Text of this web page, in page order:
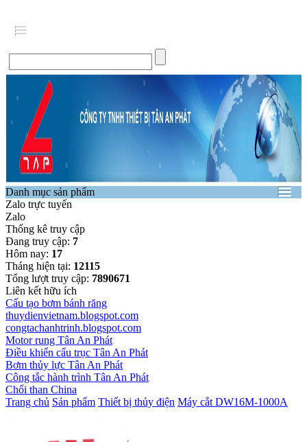
Danh mục sản phẩm
Zalo trực tuyến
Zalo
Thống kê truy cập
Đang truy cập: 7
Hôm nay: 17
Tháng hiện tại: 12115
Tổng lượt truy cập: 7890671
Liên kết hữu ích
Cấu tạo bơm bánh răng
thuydienvietnam.blogspot.com
congtachanhtrinh.blogspot.com
Motor rung Tân An Phát
Điều khiển cẩu trục Tân An Phát
Bơm thủy lực Tân An Phát
Công tắc hành trình Tân An Phát
Chổi than China
Trang chủ Sản phẩm Thiết bị thủy điện Máy cắt DW16M-1000A